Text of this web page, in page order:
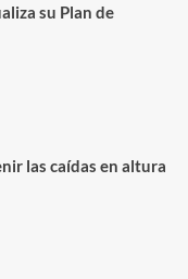
su Plan de
las caídas en altura